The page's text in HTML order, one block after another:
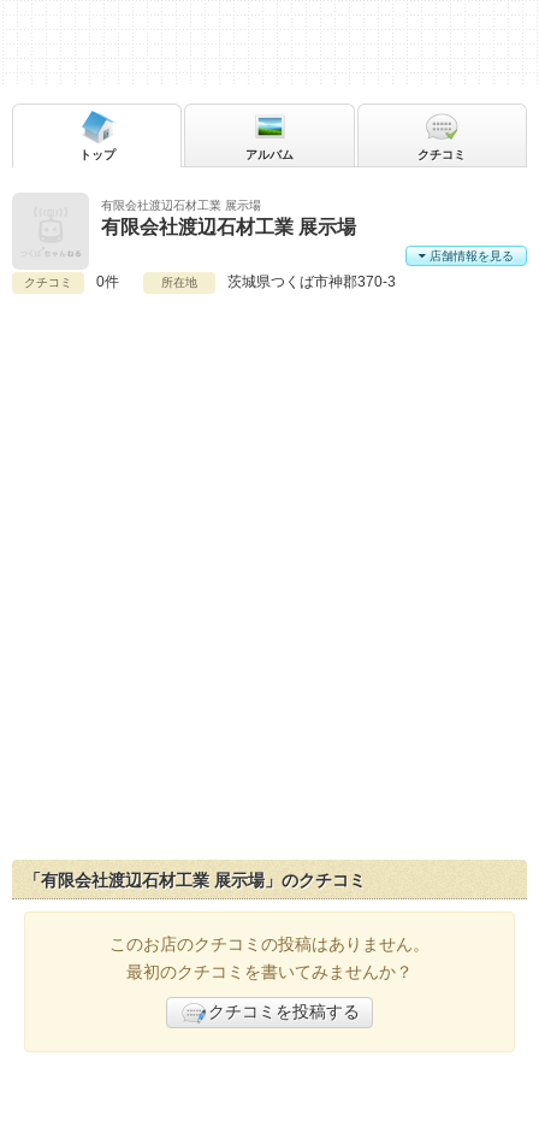
有限会社渡辺石材工業 展示場
有限会社渡辺石材工業 展示場
クチコミ 0件 所在地 茨城県つくば市神郡370-3
店舗情報を見る
トップ アルバム クチコミ
「有限会社渡辺石材工業 展示場」のクチコミ
このお店のクチコミの投稿はありません。
最初のクチコミを書いてみませんか？
クチコミを投稿する